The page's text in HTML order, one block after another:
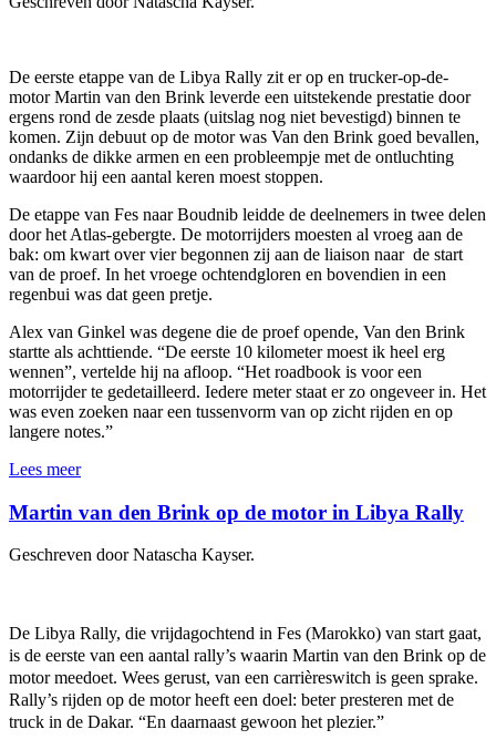
De eerste etappe van de Libya Rally zit er op en trucker-op-de-
motor Martin van den Brink leverde een uitstekende prestatie door
ergens rond de zesde plaats (uitslag nog niet bevestigd) binnen te
komen. Zijn debuut op de motor was Van den Brink goed bevallen,
ondanks de dikke armen en een probleempje met de ontluchting
waardoor hij een aantal keren moest stoppen.
De etappe van Fes naar Boudnib leidde de deelnemers in twee delen
door het Atlas-gebergte. De motorrijders moesten al vroeg aan de
bak: om kwart over vier begonnen zij aan de liaison naar de start
van de proef. In het vroege ochtendgloren en bovendien in een
regenbui was dat geen pretje.
Alex van Ginkel was degene die de proef opende, Van den Brink
startte als achttiende. “De eerste 10 kilometer moest ik heel erg
wennen”, vertelde hij na afloop. “Het roadbook is voor een
motorrijder te gedetailleerd. Iedere meter staat er zo ongeveer in. Het
was even zoeken naar een tussenvorm van op zicht rijden en op
langere notes.”
Lees meer
Martin van den Brink op de motor in Libya Rally
Geschreven door Natascha Kayser.
De Libya Rally, die vrijdagochtend in Fes (Marokko) van start gaat,
is de eerste van een aantal rally’s waarin Martin van den Brink op de
motor meedoet. Wees gerust, van een carrièreswitch is geen sprake.
Rally’s rijden op de motor heeft een doel: beter presteren met de
truck in de Dakar. “En daarnaast gewoon het plezier.”